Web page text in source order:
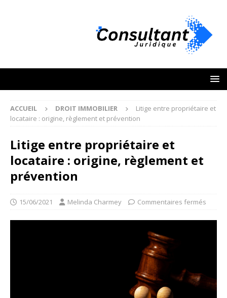
ACCUEIL DROIT IMMOBILIER
Litige entre propriétaire et
locataire : origine, règlement et prévention
Litige entre propriétaire et
locataire : origine, règlement et
prévention
15/06/2021 Melinda Charmey Commentaires fermés